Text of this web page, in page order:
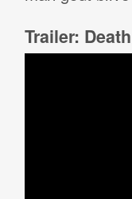
Trailer: